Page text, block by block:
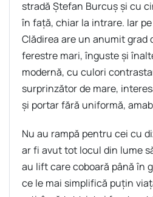
stradă Ștefan Burcuș și cu
în față, chiar la intrare. Iar
Clădirea are un anumit grad
ferestre mari, înguste și
modernă, cu culori
surprinzător de mare,
și portar fără uniformă,
Nu au rampă pentru cei cu
ar fi avut tot locul din lume
au lift care coboară până în
ce le mai simplifică puțin